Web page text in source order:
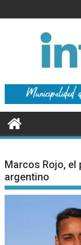
al
Marcos Rojo,
argentino